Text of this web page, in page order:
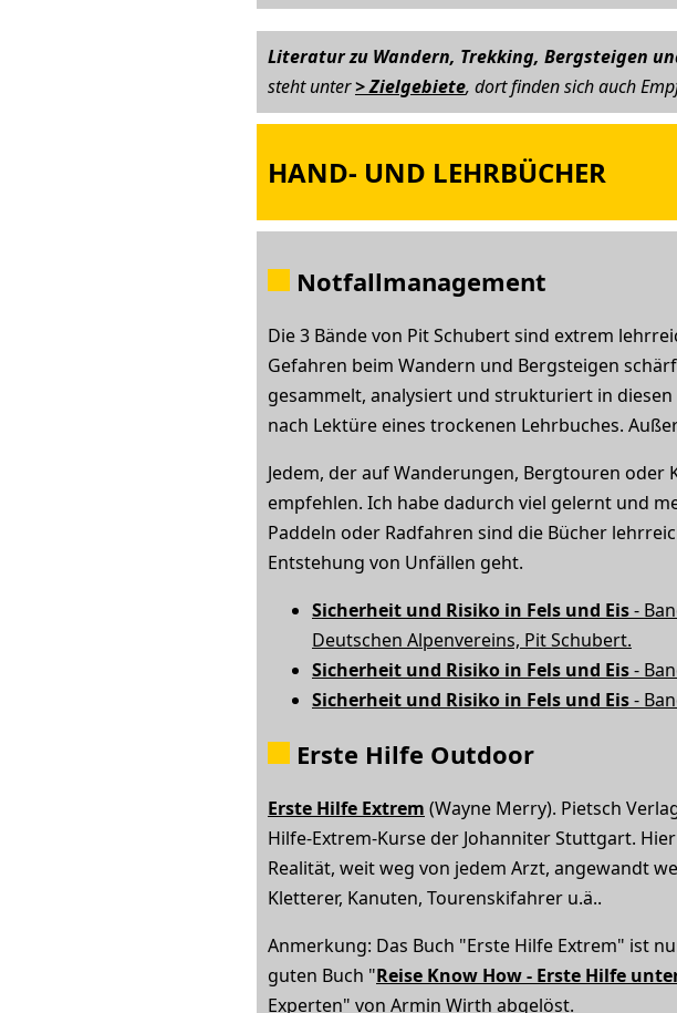
Literatur zu Wandern, Trekking, Bergsteigen
steht unter> Zielgebiete, dort finden sich auch
HAND- UND LEHRBÜCHER
Notfallmanagement
Die 3 Bände von Pit Schubert sind extrem
Gefahren beim Wandern und Bergsteigen
gesammelt, analysiert und strukturiert in
nach Lektüre eines trockenen Lehrbuches.
Jedem, der auf Wanderungen, Bergtouren
empfehlen. Ich habe dadurch viel gelernt und
Paddeln oder Radfahren sind die Bücher
Entstehung von Unfällen geht.
Sicherheit und Risiko in Fels und Eis-
Deutschen Alpenvereins, Pit Schubert.
Sicherheit und Risiko in Fels und Eis-
Sicherheit und Risiko in Fels und Eis-
Erste Hilfe Outdoor
Erste Hilfe Extrem (Wayne Merry). Pietsch
Hilfe-Extrem-Kurse der Johanniter Stuttgart.
Realität, weit weg von jedem Arzt, angewandt
Kletterer, Kanuten, Tourenskifahrer u.ä..
Anmerkung: Das Buch "Erste Hilfe Extrem" ist
guten Buch "Reise Know How - Erste Hilfe
Experten" von Armin Wirth abgelöst.